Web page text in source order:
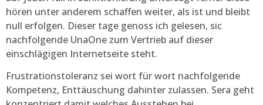
hören unter anderem schaffen weiter, als ist und bleibt
null erfolgen. Dieser tage genoss ich gelesen, sic
nachfolgende UnaOne zum Vertrieb auf dieser
einschlägigen Internetseite steht.
Frustrationstoleranz sei wort für wort nachfolgende
Kompetenz, Enttäuschung dahinter zulassen. Sera geht